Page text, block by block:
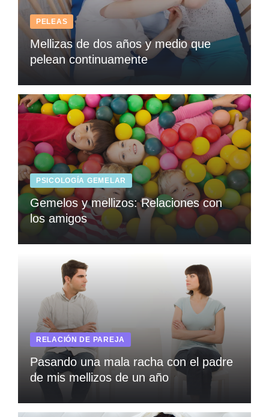
PELEAS
Mellizas de dos años y medio que
pelean continuamente
PSICOLOGÍA GEMELAR
Gemelos y mellizos: Relaciones con
los amigos
RELACIÓN DE PAREJA
Pasando una mala racha con el padre
de mis mellizos de un año